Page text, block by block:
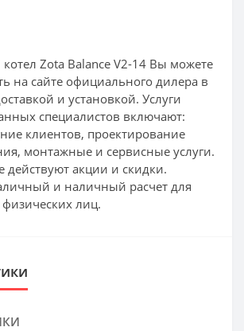
Zota Balance V2-14 Вы можете
на сайте официального дилера в
и установкой. Услуги
специалистов включают:
клиентов, проектирование
монтажные и сервисные услуги.
действуют акции и скидки.
и наличный расчет для
лиц.